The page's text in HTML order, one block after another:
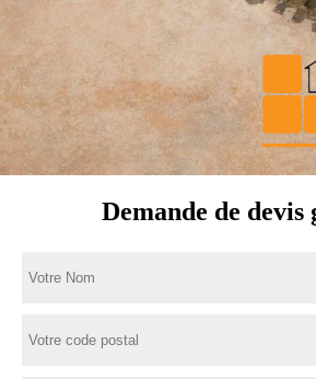
Demande de